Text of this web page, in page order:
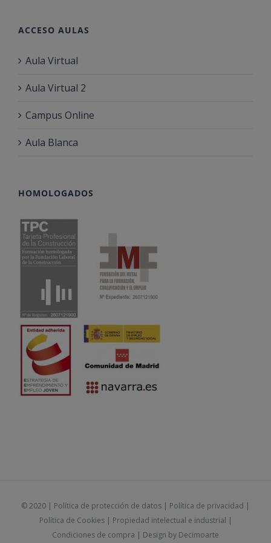
ACCESO AULAS
Aula Virtual
Aula Virtual 2
Campus Online
Aula Blanca
HOMOLOGADOS
© 2020 | Política de protección de datos | Política de privacidad |
Política de Cookies| Propiedad intelectual e industrial |
Condiciones de compra | Design by Decimoarte